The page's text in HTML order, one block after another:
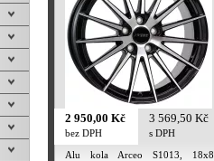
2 950,00 Kč
bez DPH
3 569,50 Kč
s DPH
Alu kola Arceo S1013, 18x8